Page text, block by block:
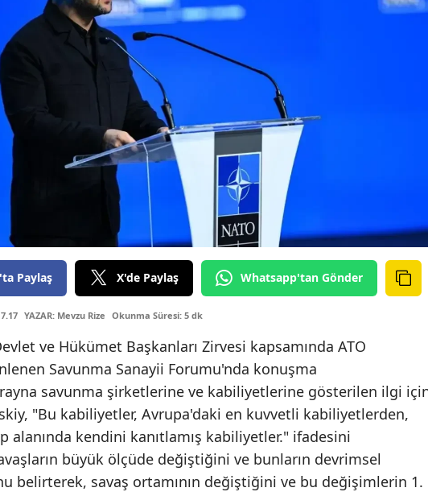
Paylaş X'de Paylaş Whatsapp'tan Gönder
YAZAR: Mevzu Rize Okunma Süresi: 5 dk
ve Hükümet Başkanları Zirvesi kapsamında ATO
Savunma Sanayii Forumu'nda konuşma
savunma şirketlerine ve kabiliyetlerine gösterilen ilgi
"Bu kabiliyetler, Avrupa'daki en kuvvetli kabiliyetlerden,
alanında kendini kanıtlamış kabiliyetler." ifadesini
büyük ölçüde değiştiğini ve bunların devrimsel
belirterek, savaş ortamının değiştiğini ve bu değişimlerin 1.